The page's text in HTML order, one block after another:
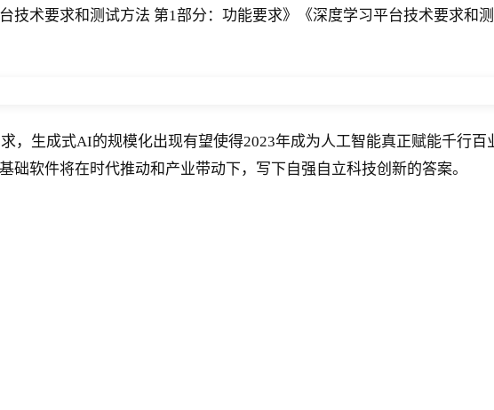
技术要求和测试方法 第1部分：功能要求》《深度学习平台技术要求和
，生成式AI的规模化出现有望使得2023年成为人工智能真正赋能千行百
软件将在时代推动和产业带动下，写下自强自立科技创新的答案。